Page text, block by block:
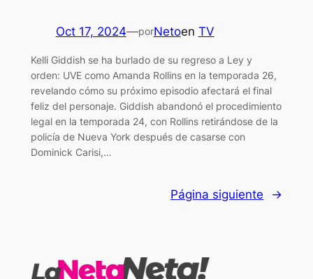
Oct 17, 2024—porNetoen TV
Kelli Giddish se ha burlado de su regreso a Ley y
orden: UVE como Amanda Rollins en la temporada 26,
revelando cómo su próximo episodio afectará el final
feliz del personaje. Giddish abandonó el procedimiento
legal en la temporada 24, con Rollins retirándose de la
policía de Nueva York después de casarse con
Dominick Carisi,…
Página siguiente →